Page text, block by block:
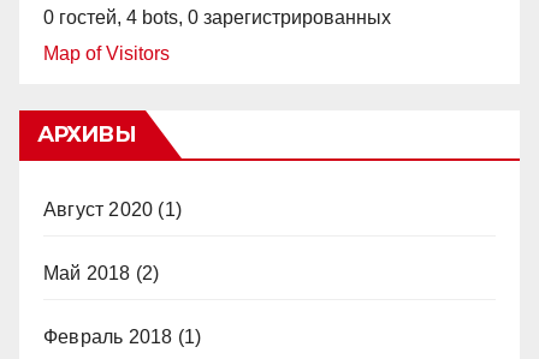
0 гостей, 4 bots, 0 зарегистрированных
Map of Visitors
АРХИВЫ
Август 2020 (1)
Май 2018 (2)
Февраль 2018 (1)